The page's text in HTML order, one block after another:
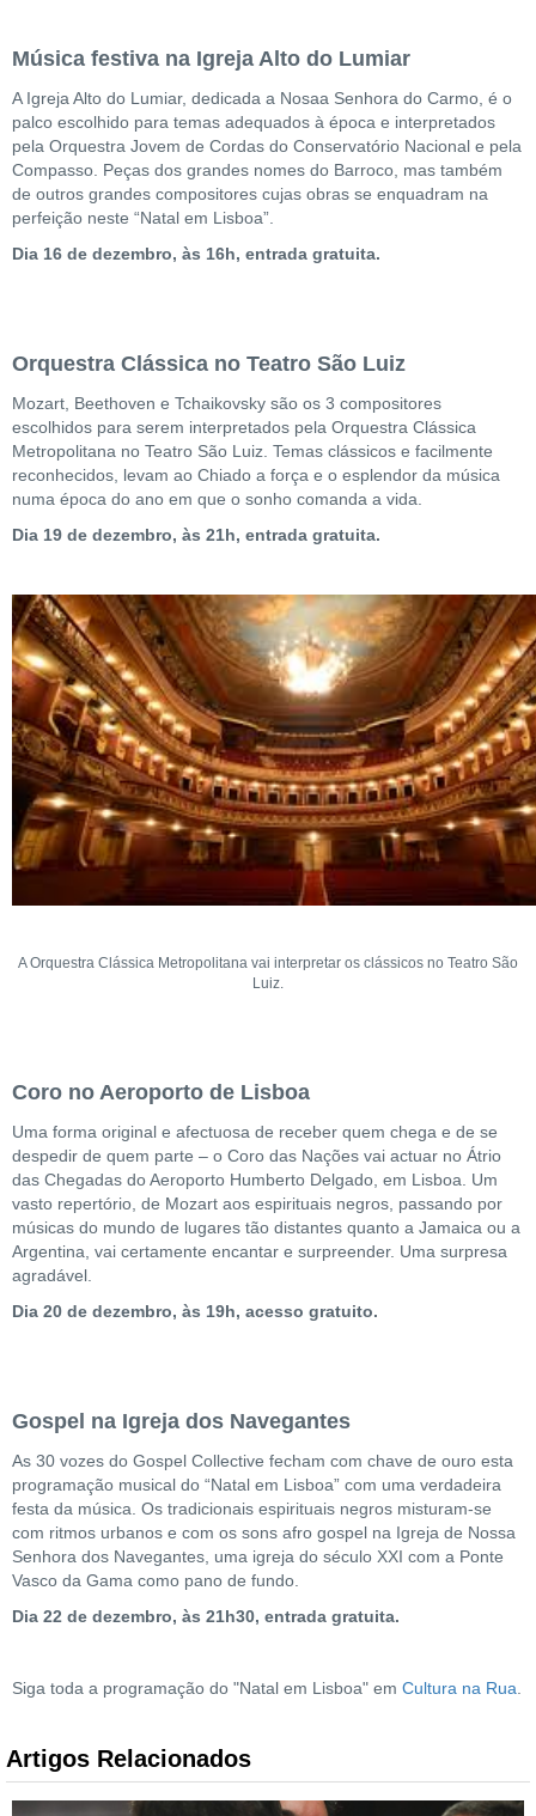
Música festiva na Igreja Alto do Lumiar
A Igreja Alto do Lumiar, dedicada a Nosaa Senhora do Carmo, é o
palco escolhido para temas adequados à época e interpretados
pela Orquestra Jovem de Cordas do Conservatório Nacional e pela
Compasso. Peças dos grandes nomes do Barroco, mas também
de outros grandes compositores cujas obras se enquadram na
perfeição neste “Natal em Lisboa”.
Dia 16 de dezembro, às 16h, entrada gratuita.
Orquestra Clássica no Teatro São Luiz
Mozart, Beethoven e Tchaikovsky são os 3 compositores
escolhidos para serem interpretados pela Orquestra Clássica
Metropolitana no Teatro São Luiz. Temas clássicos e facilmente
reconhecidos, levam ao Chiado a força e o esplendor da música
numa época do ano em que o sonho comanda a vida.
Dia 19 de dezembro, às 21h, entrada gratuita.
A Orquestra Clássica Metropolitana vai interpretar os clássicos no Teatro São
Luiz.
Coro no Aeroporto de Lisboa
Uma forma original e afectuosa de receber quem chega e de se
despedir de quem parte – o Coro das Nações vai actuar no Átrio
das Chegadas do Aeroporto Humberto Delgado, em Lisboa. Um
vasto repertório, de Mozart aos espirituais negros, passando por
músicas do mundo de lugares tão distantes quanto a Jamaica ou a
Argentina, vai certamente encantar e surpreender. Uma surpresa
agradável.
Dia 20 de dezembro, às 19h, acesso gratuito.
Gospel na Igreja dos Navegantes
As 30 vozes do Gospel Collective fecham com chave de ouro esta
programação musical do “Natal em Lisboa” com uma verdadeira
festa da música. Os tradicionais espirituais negros misturam-se
com ritmos urbanos e com os sons afro gospel na Igreja de Nossa
Senhora dos Navegantes, uma igreja do século XXI com a Ponte
Vasco da Gama como pano de fundo.
Dia 22 de dezembro, às 21h30, entrada gratuita.
Siga toda a programação do "Natal em Lisboa" em Cultura na Rua
Artigos Relacionados